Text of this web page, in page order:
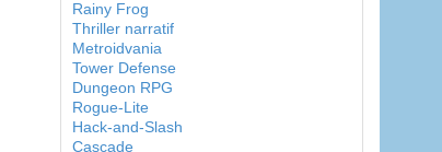
Rainy Frog
Thriller narratif
Metroidvania
Tower Defense
Dungeon RPG
Rogue-Lite
Hack-and-Slash
Cascade